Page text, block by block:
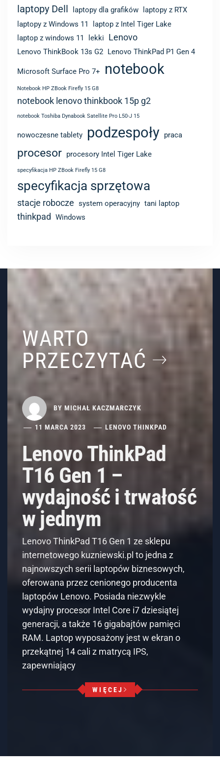
laptopy Dell laptopy dla grafików
laptopy z RTX
laptopy z Windows 11
laptop z Intel Tiger Lake
laptop z windows 11
lekki Lenovo
Lenovo ThinkBook 13s G2 Lenovo ThinkPad P1 Gen 4
Microsoft Surface Pro 7+ notebook
Notebook HP ZBook Firefly 15 G8
notebook lenovo thinkbook 15p g2
notebook Toshiba Dynabook Satellite Pro L50-J 15
nowoczesne tablety podzespoły praca
procesor procesory Intel Tiger Lake
specyfikacja HP ZBook Firefly 15 G8
specyfikacja sprzętowa
stacje robocze system operacyjny tani laptop
thinkpad Windows
WARTO
PRZECZYTAĆ
BY MICHAŁ KACZMARCZYK
11 MARCA 2023 LENOVO THINKPAD
Lenovo ThinkPad
T16 Gen 1 –
wydajność i trwałość
w jednym
Lenovo ThinkPad T16 Gen 1 ze sklepu
internetowego kuzniewski.pl to jedna z
najnowszych serii laptopów biznesowych,
oferowana przez cenionego producenta
laptopów Lenovo. Posiada niezwykle
wydajny procesor Intel Core i7 dziesiątej
generacji, a także 16 gigabajtów pamięci
RAM. Laptop wyposażony jest w ekran o
przekątnej 14 cali z matrycą IPS,
zapewniający
WIĘCEJ